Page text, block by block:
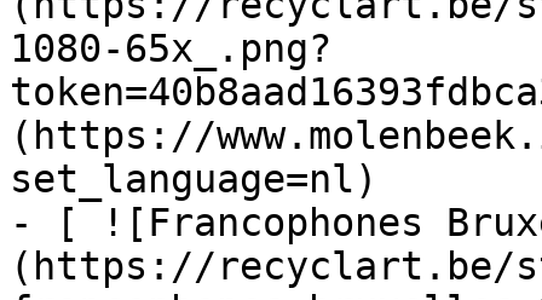
1080-65x_.png?
(https://
set_language=nl)
- [ ![Francophones
(https://recyclart.be/